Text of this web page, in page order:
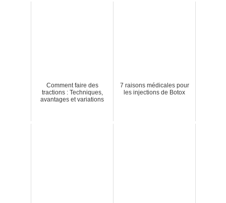
Comment faire des
tractions : Techniques,
avantages et variations
7 raisons médicales pour
les injections de Botox